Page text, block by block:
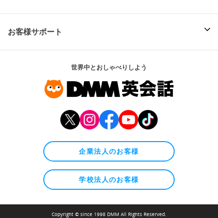
お客様サポート
世界中とおしゃべりしよう
企業法人のお客様
学校法人のお客様
Copyright © since 1998 DMM All Rights Reserved.